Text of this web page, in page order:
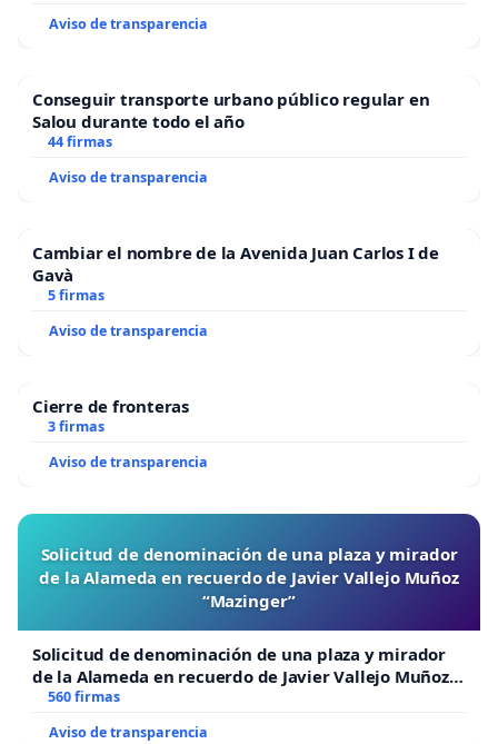
Aviso de transparencia
Conseguir transporte urbano público regular en
Salou durante todo el año
44 firmas
Aviso de transparencia
Cambiar el nombre de la Avenida Juan Carlos I de
Gavà
5 firmas
Aviso de transparencia
Cierre de fronteras
3 firmas
Aviso de transparencia
Solicitud de denominación de una plaza y mirador
de la Alameda en recuerdo de Javier Vallejo Muñoz
“Mazinger”
Solicitud de denominación de una plaza y mirador
de la Alameda en recuerdo de Javier Vallejo Muñoz
“Mazinger”
560 firmas
Aviso de transparencia